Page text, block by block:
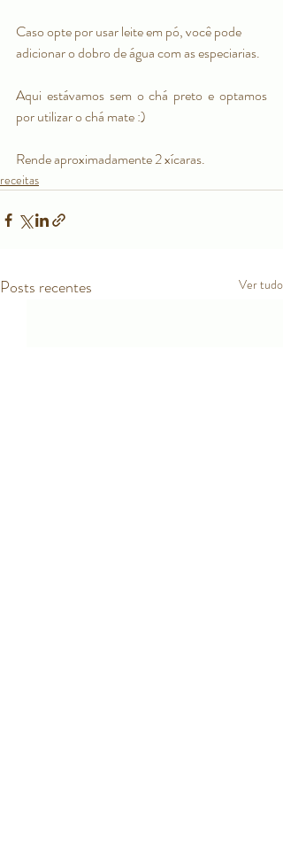
Caso opte por usar leite em pó, você pode
adicionar o dobro de água com as especiarias.
Aqui estávamos sem o chá preto e optamos
por utilizar o chá mate :)
Rende aproximadamente 2 xícaras.
receitas
Posts recentes Ver tudo